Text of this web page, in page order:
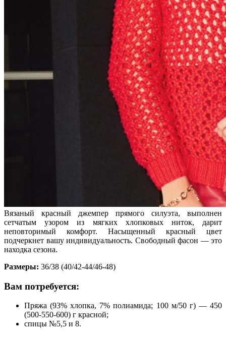
Вязаный красный джемпер прямого силуэта, выполнен
сетчатым узором из мягких хлопковых ниток, дарит
неповторимый комфорт. Насыщенный красный цвет
подчеркнет вашу индивидуальность. Свободный фасон — это
находка сезона.
Размеры: 36/38 (40/42-44/46-48)
Вам потребуется:
Пряжа (93% хлопка, 7% полиамида; 100 м/50 г) — 450
(500-550-600) г красной;
спицы №5,5 и 8.